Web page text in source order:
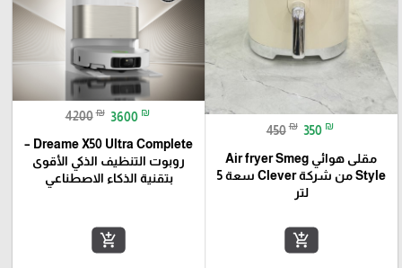
450 ₪ 350 ₪
مقلى هوائي Air fryer Smeg
Style من شركة Clever سعة 5
لتر
add_shopping_cart
4200 ₪ 3600 ₪
Dreame X50 Ultra Complete –
روبوت التنظيف الذكي الأقوى
بتقنية الذكاء الاصطناعي
add_shopping_cart